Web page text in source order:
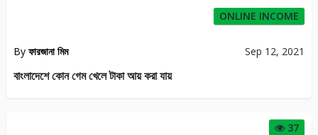
ONLINE INCOME
By ফারজানা মিম Sep 12, 2021
বাংলাদেশে কোন গেম খেলে টাকা আয় করা যায়
37